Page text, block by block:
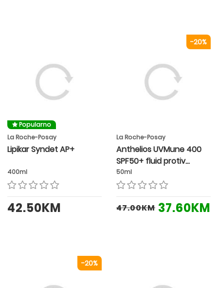
Popularno
La Roche-Posay
Lipikar Syndet AP+
400ml
42.50KM
-20%
La Roche-Posay
Anthelios UVMune 400
SPF50+ fluid protiv
tamnih mrlja
50ml
47.00KM 37.60KM
-20%